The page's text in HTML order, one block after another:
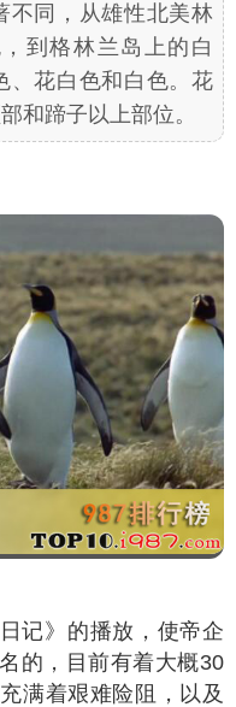
不同，从雄性北美林
到格林兰岛上的白
、花白色和白色。花
和蹄子以上部位。
记》的播放，使帝企
的，目前有着大概30
满着艰难险阻，以及